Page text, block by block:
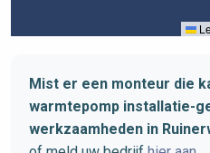
Mist er een monteur die
warmtepomp installatie-
werkzaamheden in